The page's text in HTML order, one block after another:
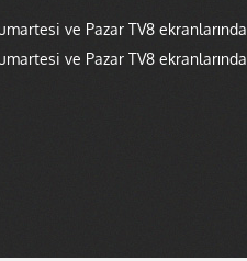
ve Pazar TV8 ekranlarında.
ve Pazar TV8 ekranlarında.